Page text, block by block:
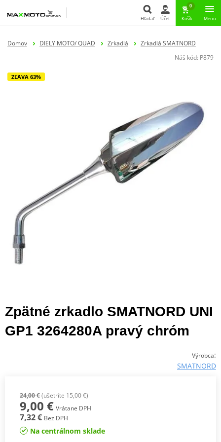
Hľadať
Hľadať Účet
0
Košík Menu
Domov DIELY MOTO/ QUAD Zrkadlá
Zrkadlá SMATNORD
Náš kód: P879
ZĽAVA 63%
Zpätné zrkadlo SMATNORD UNI
GP1 3264280A pravý chróm
Výrobca:
SMATNORD
24,00 €(ušetríte 15,00 €)
9,00 € Vrátane DPH
7,32 € Bez DPH
Na centrálnom sklade